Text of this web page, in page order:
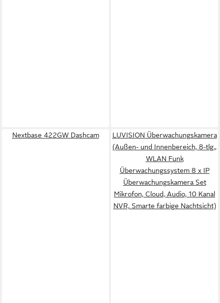
Nextbase 422GW Dashcam
LUVISION Überwachungskamera
(Außen- und Innenbereich, 8-tlg.,
WLAN Funk
Überwachungssystem 8 x IP
Überwachungskamera Set
Mikrofon, Cloud, Audio, 10 Kanal
NVR, Smarte farbige Nachtsicht)